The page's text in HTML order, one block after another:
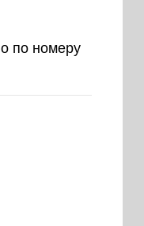
по номеру